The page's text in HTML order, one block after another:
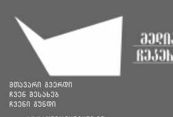
მთავარი გვერდი
ჩვენ შესახებ
ჩვენი გუნდი